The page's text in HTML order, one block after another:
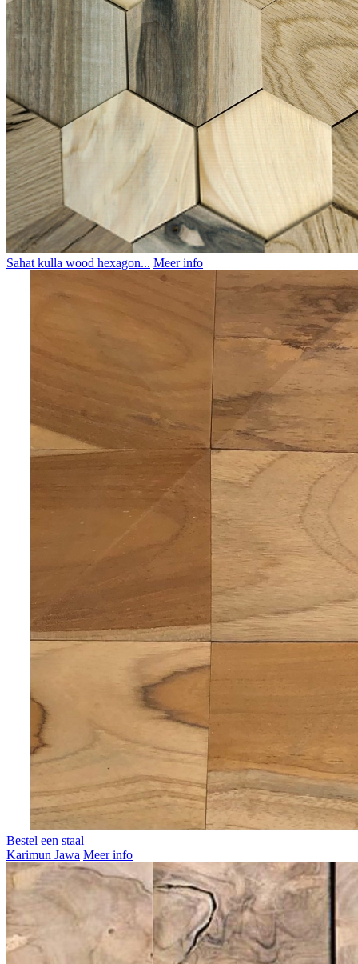
Sahat kulla wood hexagon... Meer info
Bestel een staal
Karimun Jawa Meer info